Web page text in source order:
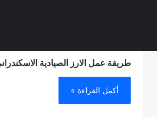
طريقة عمل الارز الصيادية
أكمل القراءة »